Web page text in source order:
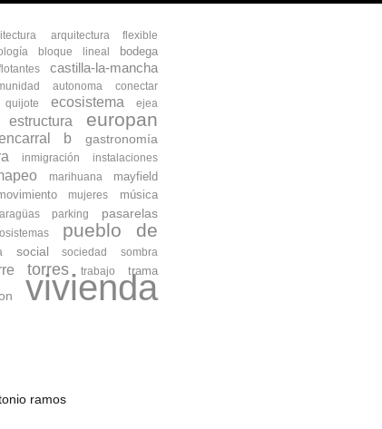
arquitectura flexible
bloque lineal bodega
castilla-la-mancha
autonoma conectar
ecosistema
ejea
estructura europan
b gastronomía
inmigración instalaciones
marihuana mayfield
mujeres música
parking pasarelas
pueblo de
social sociedad sombra
torres trabajo
trama
vivienda
ramos